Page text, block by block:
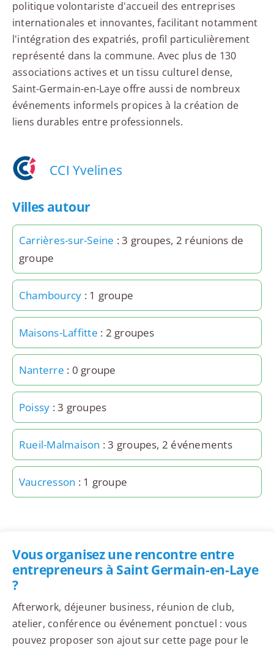
politique volontariste d'accueil des entreprises
internationales et innovantes, facilitant notamment
l'intégration des expatriés, profil particulièrement
représenté dans la commune. Avec plus de 130
associations actives et un tissu culturel dense,
Saint-Germain-en-Laye offre aussi de nombreux
événements informels propices à la création de
liens durables entre professionnels.
CCI Yvelines
Villes autour
Carrières-sur-Seine : 3 groupes, 2 réunions de
groupe
Chambourcy : 1 groupe
Maisons-Laffitte : 2 groupes
Nanterre : 0 groupe
Poissy : 3 groupes
Rueil-Malmaison : 3 groupes, 2 événements
Vaucresson : 1 groupe
Vous organisez une rencontre entre
entrepreneurs à Saint Germain-en-Laye
?
Afterwork, déjeuner business, réunion de club,
atelier, conférence ou événement ponctuel : vous
pouvez proposer son ajout sur cette page pour le